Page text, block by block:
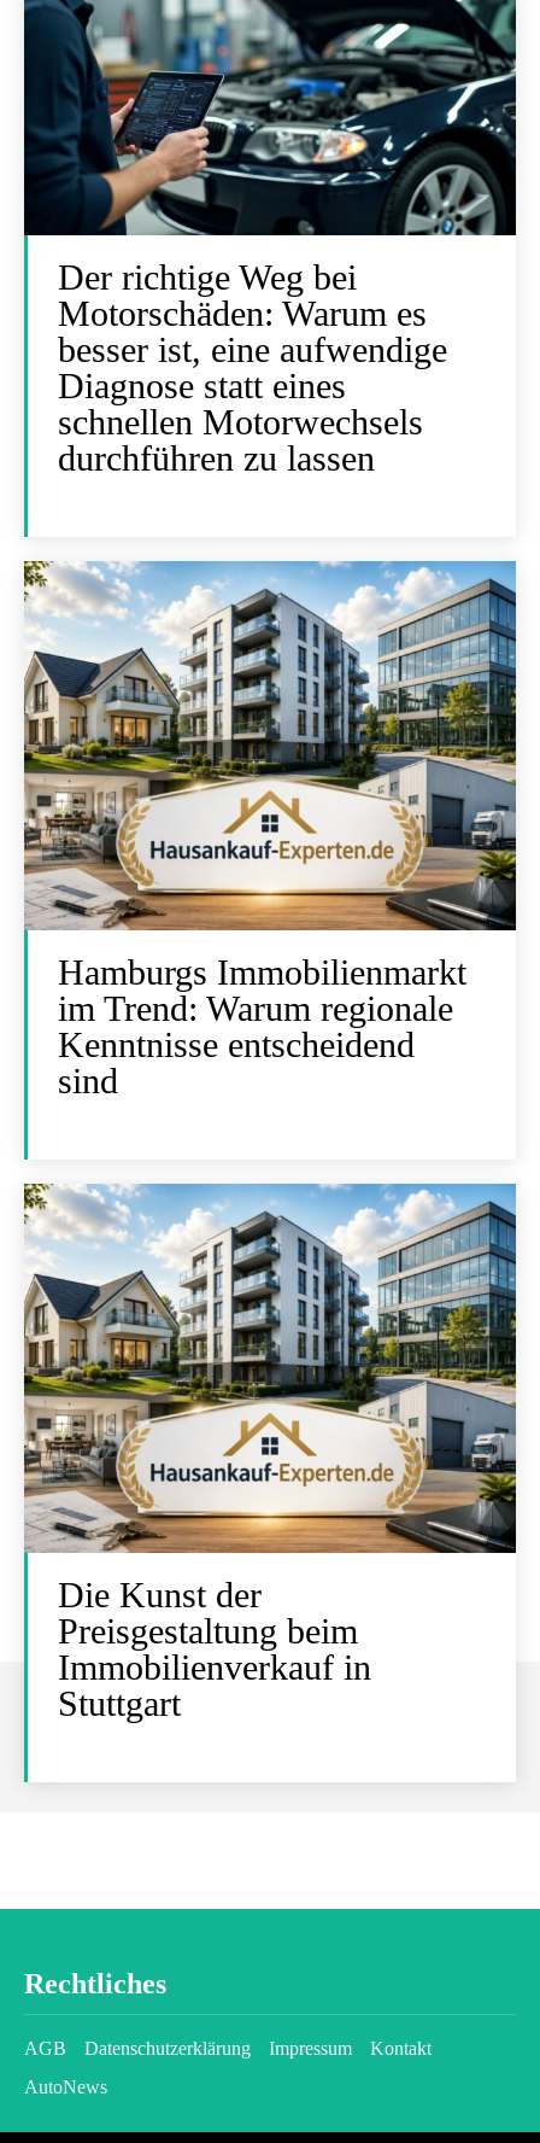
Der richtige Weg bei
Motorschäden: Warum es
besser ist, eine aufwendige
Diagnose statt eines
schnellen Motorwechsels
durchführen zu lassen
Hamburgs Immobilienmarkt
im Trend: Warum regionale
Kenntnisse entscheidend
sind
Die Kunst der
Preisgestaltung beim
Immobilienverkauf in
Stuttgart
Rechtliches
AGB Datenschutzerklärung Impressum
Kontakt
AutoNews